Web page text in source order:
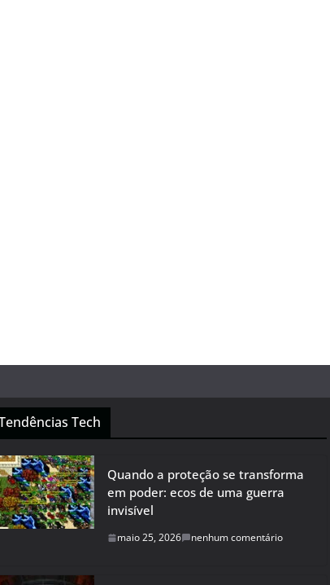
Tech
Quando a proteção se transforma
em poder: ecos de uma guerra
invisível
maio 25, 2026 nenhum comentário